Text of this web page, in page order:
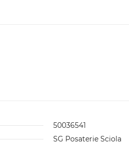
50036541
SG Posaterie Sciola